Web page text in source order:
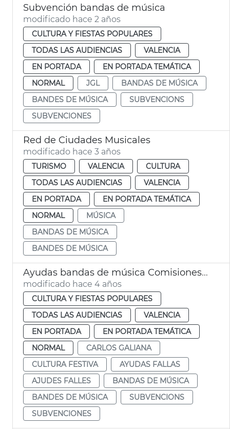
Subvención bandas de música
modificado hace 2 años
CULTURA Y FIESTAS POPULARES
TODAS LAS AUDIENCIAS
VALENCIA
EN PORTADA
EN PORTADA TEMÁTICA
NORMAL
JGL
BANDAS DE MÚSICA
BANDES DE MÚSICA
SUBVENCIONS
SUBVENCIONES
Red de Ciudades Musicales
modificado hace 3 años
TURISMO VALENCIA
CULTURA
TODAS LAS AUDIENCIAS
VALENCIA
EN PORTADA
EN PORTADA TEMÁTICA
NORMAL
MÚSICA
BANDAS DE MÚSICA
BANDES DE MÚSICA
Ayudas bandas de música Comisiones falleras 2022
modificado hace 4 años
CULTURA Y FIESTAS POPULARES
TODAS LAS AUDIENCIAS
VALENCIA
EN PORTADA
EN PORTADA TEMÁTICA
NORMAL
CARLOS GALIANA
CULTURA FESTIVA
AYUDAS FALLAS
AJUDES FALLES
BANDAS DE MÚSICA
BANDES DE MÚSICA
SUBVENCIONS
SUBVENCIONES